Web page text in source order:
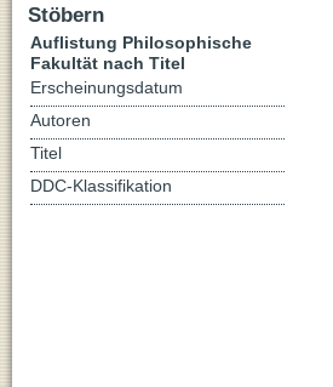
Stöbern
Auflistung Philosophische
Fakultät nach Titel
Erscheinungsdatum
Autoren
Titel
DDC-Klassifikation